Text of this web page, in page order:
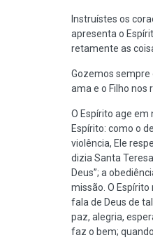
Instruístes os
apresenta o
retamente as
Gozemos sempre
ama e o Filho nos
O Espírito age em
Espírito: como o
violência, Ele
dizia Santa
Deus”; a
missão. O
fala de Deus de
paz, alegria,
faz o bem;